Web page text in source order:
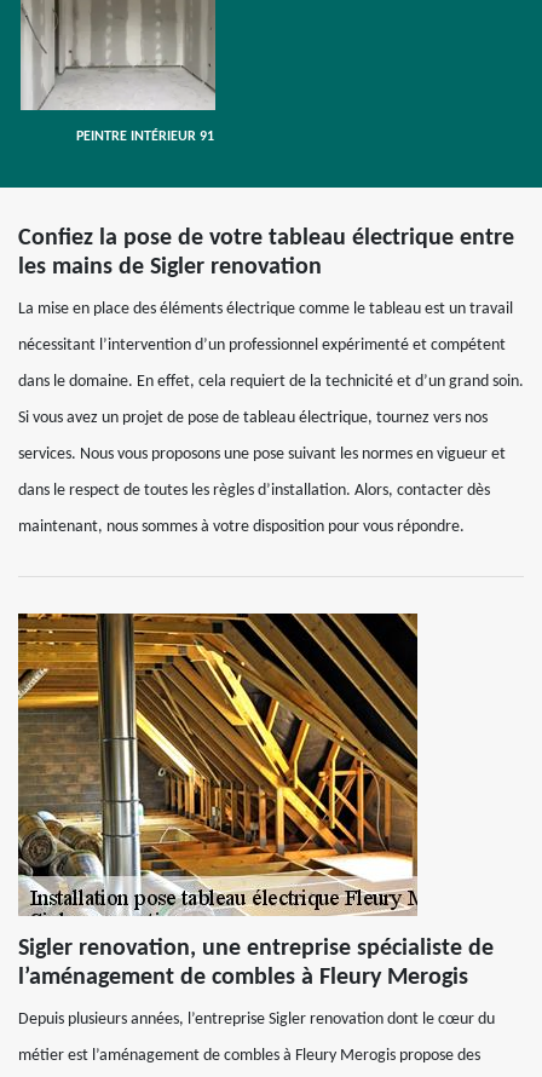
PEINTRE INTÉRIEUR 91
Confiez la pose de votre tableau électrique entre
les mains de Sigler renovation
La mise en place des éléments électrique comme le tableau est un travail
nécessitant l’intervention d’un professionnel expérimenté et compétent
dans le domaine. En effet, cela requiert de la technicité et d’un grand soin.
Si vous avez un projet de pose de tableau électrique, tournez vers nos
services. Nous vous proposons une pose suivant les normes en vigueur et
dans le respect de toutes les règles d’installation. Alors, contacter dès
maintenant, nous sommes à votre disposition pour vous répondre.
Sigler renovation, une entreprise spécialiste de
l’aménagement de combles à Fleury Merogis
Depuis plusieurs années, l’entreprise Sigler renovation dont le cœur du
métier est l’aménagement de combles à Fleury Merogis propose des